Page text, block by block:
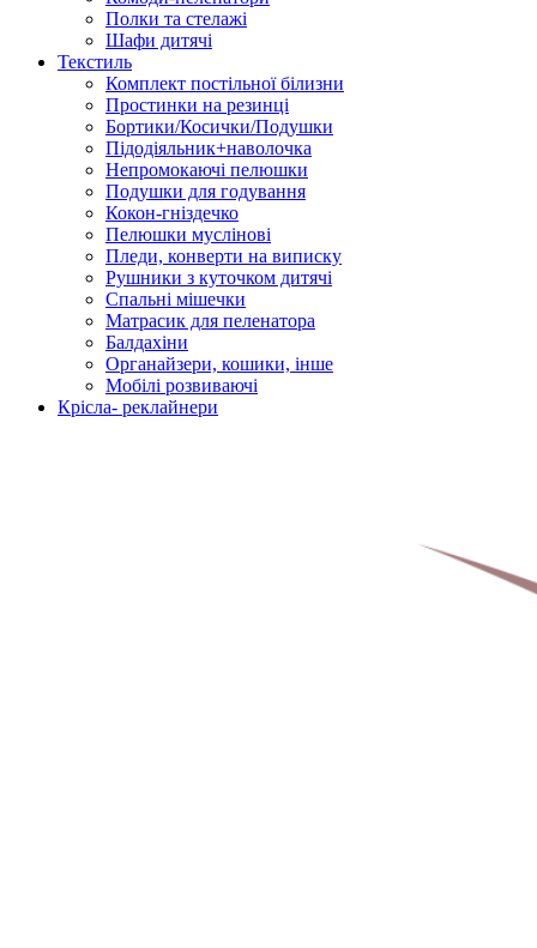
Полки та стелажі
Шафи дитячі
Текстиль
Комплект постільної білизни
Простинки на резинці
Бортики/Косички/Подушки
Підодіяльник+наволочка
Непромокаючі пелюшки
Подушки для годування
Кокон-гніздечко
Пелюшки муслінові
Пледи, конверти на виписку
Рушники з куточком дитячі
Спальні мішечки
Матрасик для пеленатора
Балдахіни
Органайзери, кошики, інше
Мобілі розвиваючі
Крісла- реклайнери